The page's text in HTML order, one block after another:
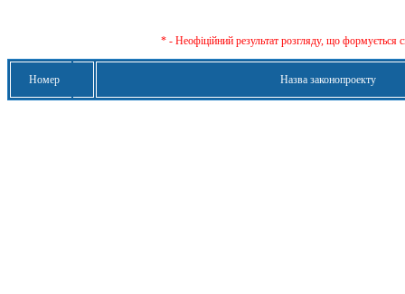
* - Неофіційний результат розгляду, що формується
Номер Назва законопроекту